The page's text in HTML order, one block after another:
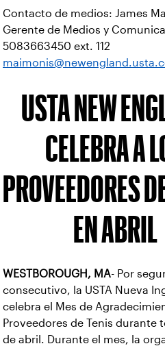
Contacto de medios: James
Gerente de Medios y
5083663450 ext. 112
USTA NEW
CELEBRA A
PROVEEDORES
EN ABRIL
WESTBOROUGH, MA- Por
consecutivo, la USTA Nueva
celebra el Mes de
Proveedores de Tenis durante
de abril. Durante el mes, la